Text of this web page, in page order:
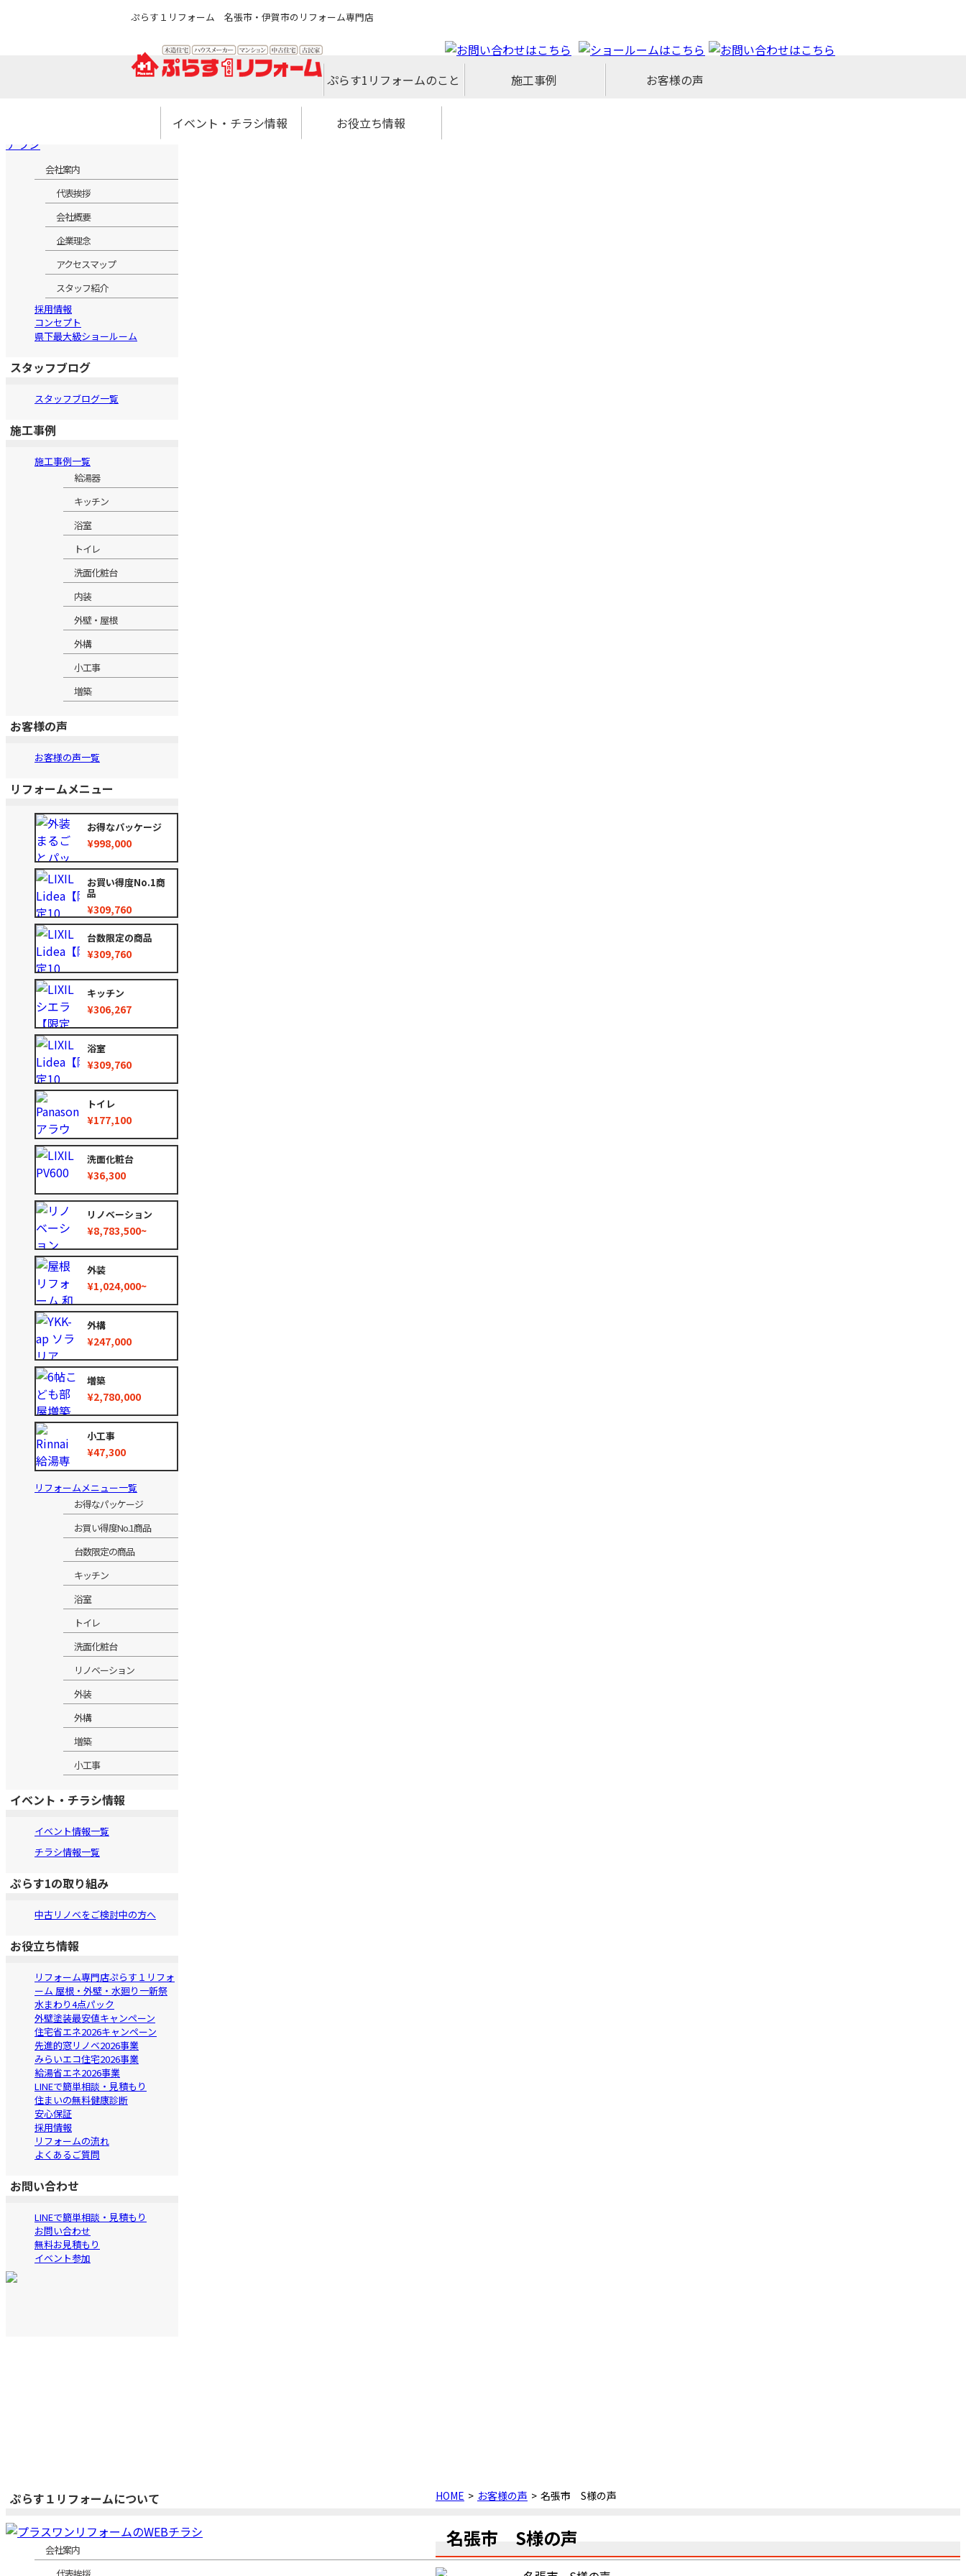
ぷらす１リフォーム 名張市・伊賀市のリフォーム専門店
ぷらす1リフォームのこと
コンセプト
県下最大級ショールーム
代表挨拶
会社概要
企業理念
アクセスマップ
スタッフ紹介
スタッフブログ
採用情報
施工事例 お客様の声
イベント・チラシ情報 お役立ち情報
会社案内
代表挨拶
会社概要
企業理念
アクセスマップ
スタッフ紹介
採用情報
コンセプト
県下最大級ショールーム
スタッフブログ
スタッフブログ一覧
施工事例
施工事例一覧
給湯器
キッチン
浴室
トイレ
洗面化粧台
内装
外壁・屋根
外構
小工事
増築
お客様の声
お客様の声一覧
リフォームメニュー
お得なパッケージ
¥998,000
お買い得度No.1商
品
¥309,760
台数限定の商品
¥309,760
キッチン
¥306,267
浴室
¥309,760
トイレ
¥177,100
洗面化粧台
¥36,300
リノベーション
¥8,783,500~
外装
¥1,024,000~
外構
¥247,000
増築
¥2,780,000
小工事
¥47,300
リフォームメニュー一覧
お得なパッケージ
お買い得度No.1商品
台数限定の商品
キッチン
浴室
トイレ
洗面化粧台
リノベーション
外装
外構
増築
小工事
イベント・チラシ情報
イベント情報一覧
チラシ情報一覧
ぷらす1の取り組み
中古リノベをご検討中の方へ
お役立ち情報
リフォーム専門店ぷらす１リフォ
ーム 屋根・外壁・水廻り一新祭
水まわり4点パック
外壁塗装最安値キャンペーン
住宅省エネ2026キャンペーン
先進的窓リノベ2026事業
みらいエコ住宅2026事業
給湯省エネ2026事業
LINEで簡単相談・見積もり
住まいの無料健康診断
安心保証
採用情報
リフォームの流れ
よくあるご質問
お問い合わせ
LINEで簡単相談・見積もり
お問い合わせ
無料お見積もり
イベント参加
HOME お客様の声 名張市 S様の声
名張市 S様の声
ぷらす１リフォームについて
会社案内
代表挨拶